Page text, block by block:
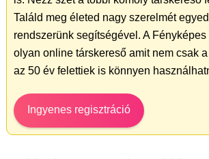
Találd meg életed nagy szerelmét
rendszerünk segítségével. A
olyan online társkereső amit nem csak
az 50 év felettiek is könnyen
Ingyenes regisztráció